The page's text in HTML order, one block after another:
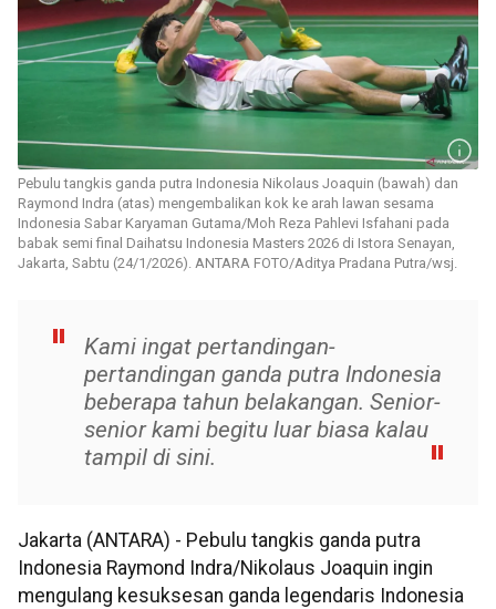
Pebulu tangkis ganda putra Indonesia Nikolaus Joaquin (bawah) dan
Raymond Indra (atas) mengembalikan kok ke arah lawan sesama
Indonesia Sabar Karyaman Gutama/Moh Reza Pahlevi Isfahani pada
babak semi final Daihatsu Indonesia Masters 2026 di Istora Senayan,
Jakarta, Sabtu (24/1/2026). ANTARA FOTO/Aditya Pradana Putra/wsj.
Kami ingat pertandingan-
pertandingan ganda putra Indonesia
beberapa tahun belakangan. Senior-
senior kami begitu luar biasa kalau
tampil di sini.
Jakarta (ANTARA) - Pebulu tangkis ganda putra
Indonesia Raymond Indra/Nikolaus Joaquin ingin
mengulang kesuksesan ganda legendaris Indonesia